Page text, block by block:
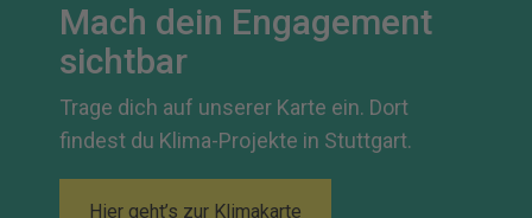
Mach dein Engagement
sichtbar
Trage dich auf unserer Karte ein. Dort
findest du Klima-Projekte in Stuttgart.
Hier geht’s zur Klimakarte